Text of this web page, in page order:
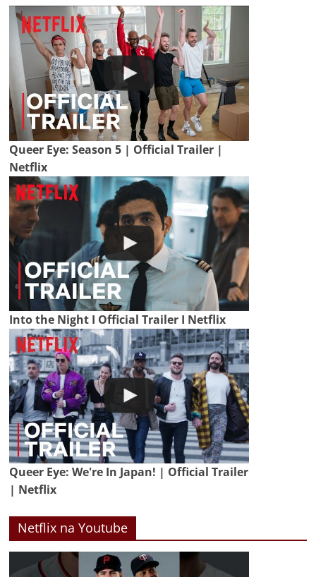
Queer Eye: Season 5 | Official Trailer |
Netflix
Into the Night I Official Trailer I Netflix
Queer Eye: We're In Japan! | Official Trailer
| Netflix
Netflix na Youtube